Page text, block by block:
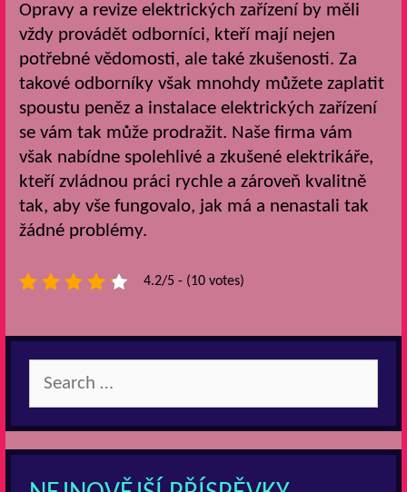
Opravy a revize elektrických zařízení by měli
vždy provádět odborníci, kteří mají nejen
potřebné vědomosti, ale také zkušenosti. Za
takové odborníky však mnohdy můžete zaplatit
spoustu peněz a instalace elektrických zařízení
se vám tak může prodražit. Naše firma vám
však nabídne spolehlivé a zkušené elektrikáře,
kteří zvládnou práci rychle a zároveň kvalitně
tak, aby vše fungovalo, jak má a nenastali tak
žádné problémy.
4.2/5 - (10 votes)
for: